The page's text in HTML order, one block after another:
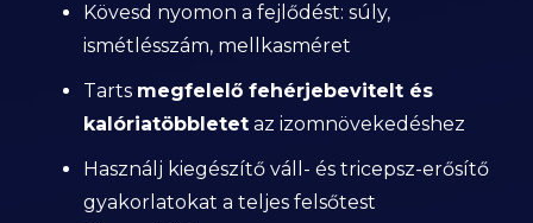
Kövesd nyomon a fejlődést: súly,
ismétlésszám, mellkasméret
Tarts megfelelő fehérjebevitelt és
kalóriatöbbletet az izomnövekedéshez
Használj kiegészítő váll- és tricepsz-erősítő
gyakorlatokat a teljes felsőtest